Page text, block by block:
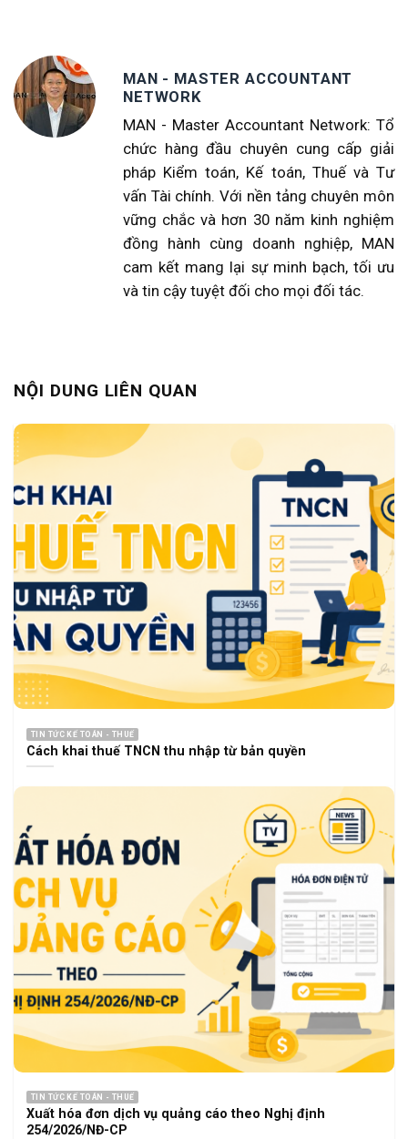
MAN - MASTER ACCOUNTANT
NETWORK
MAN - Master Accountant Network: Tổ
chức hàng đầu chuyên cung cấp giải
pháp Kiểm toán, Kế toán, Thuế và Tư
vấn Tài chính. Với nền tảng chuyên môn
vững chắc và hơn 30 năm kinh nghiệm
đồng hành cùng doanh nghiệp, MAN
cam kết mang lại sự minh bạch, tối ưu
và tin cậy tuyệt đối cho mọi đối tác.
NỘI DUNG LIÊN QUAN
TIN TỨC KẾ TOÁN - THUẾ
Cách khai thuế TNCN thu nhập từ bản quyền
TIN TỨC KẾ TOÁN - THUẾ
Xuất hóa đơn dịch vụ quảng cáo theo Nghị định
254/2026/NĐ-CP